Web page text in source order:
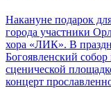
Накануне подарок
города участники
хора «ЛИК». В
Богоявленский собор
сценической
концерт